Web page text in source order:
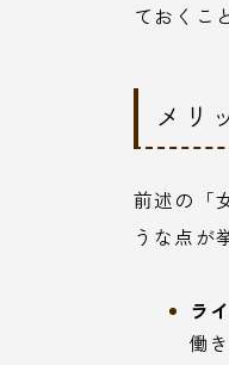
ておくこ
メリ
前述の「
うな点が
ラ
働